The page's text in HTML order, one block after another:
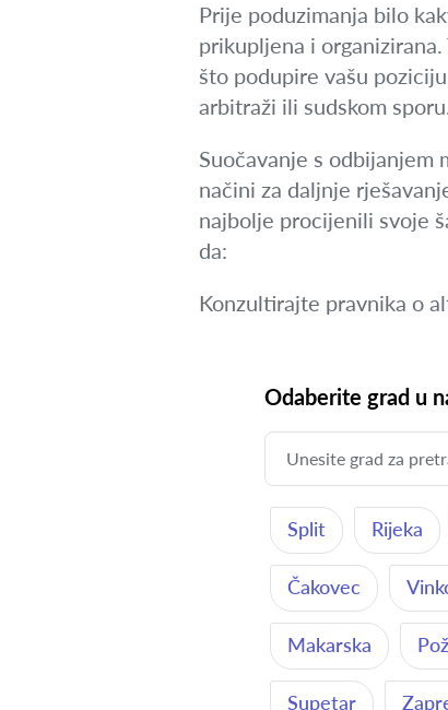
Prije poduzimanja bilo
prikupljena i
što podupire vašu
arbitraži ili sudskom
Suočavanje s
načini za daljnje
najbolje procijenili svoje
da:
Konzultirajte pravnika o
Odaberite grad u
Split Rijeka
Čakovec
Makarska
Supetar